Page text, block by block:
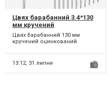
Цвях барабанний 3.4*130
мм кручений
оцинкований
Цвях барабанний 130 мм
кручений оцинкований
універсальний Категорія...
13:12, 31 липня